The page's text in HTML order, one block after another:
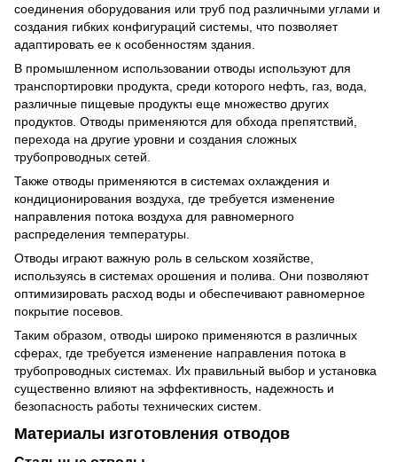
соединения оборудования или труб под различными углами и
создания гибких конфигураций системы, что позволяет
адаптировать ее к особенностям здания.
В промышленном использовании отводы используют для
транспортировки продукта, среди которого нефть, газ, вода,
различные пищевые продукты еще множество других
продуктов. Отводы применяются для обхода препятствий,
перехода на другие уровни и создания сложных
трубопроводных сетей.
Также отводы применяются в системах охлаждения и
кондиционирования воздуха, где требуется изменение
направления потока воздуха для равномерного
распределения температуры.
Отводы играют важную роль в сельском хозяйстве,
используясь в системах орошения и полива. Они позволяют
оптимизировать расход воды и обеспечивают равномерное
покрытие посевов.
Таким образом, отводы широко применяются в различных
сферах, где требуется изменение направления потока в
трубопроводных системах. Их правильный выбор и установка
существенно влияют на эффективность, надежность и
безопасность работы технических систем.
Материалы изготовления отводов